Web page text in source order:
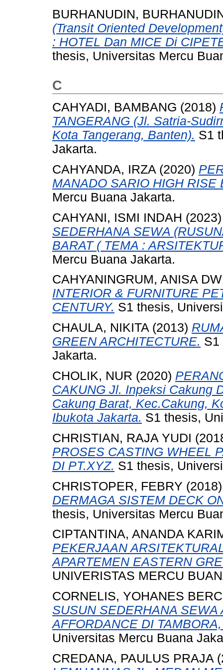
BURHANUDIN,
(Transit Oriented
: HOTEL Dan MICE Di
thesis, Universitas Mercu
C
CAHYADI, BAMBANG (2018)
TANGERANG (Jl. Satria-
Kota Tangerang, Banten). S1
Jakarta.
CAHYANDA, IRZA (2020)
MANADO SARIO HIGH RISE
Mercu Buana Jakarta.
CAHYANI, ISMI INDAH
SEDERHANA SEWA
BARAT ( TEMA :
Mercu Buana Jakarta.
CAHYANINGRUM, ANISA
INTERIOR & FURNITURE
CENTURY. S1 thesis,
CHAULA, NIKITA (2013)
GREEN ARCHITECTURE. S1
Jakarta.
CHOLIK, NUR (2020)
CAKUNG Jl. Inpeksi Cakung
Cakung Barat, Kec.Cakung,
Ibukota Jakarta. S1 thesis,
CHRISTIAN, RAJA YUDI
PROSES CASTING WHEEL
DI PT.XYZ. S1 thesis,
CHRISTOPER, FEBRY
DERMAGA SISTEM DECK
thesis, Universitas Mercu
CIPTANTINA, ANANDA
PEKERJAAN
APARTEMEN EASTERN
UNIVERISTAS MERCU
CORNELIS, YOHANES
SUSUN SEDERHANA
AFFORDANCE DI
Universitas Mercu Buana
CREDANA, PAULUS PRAJA